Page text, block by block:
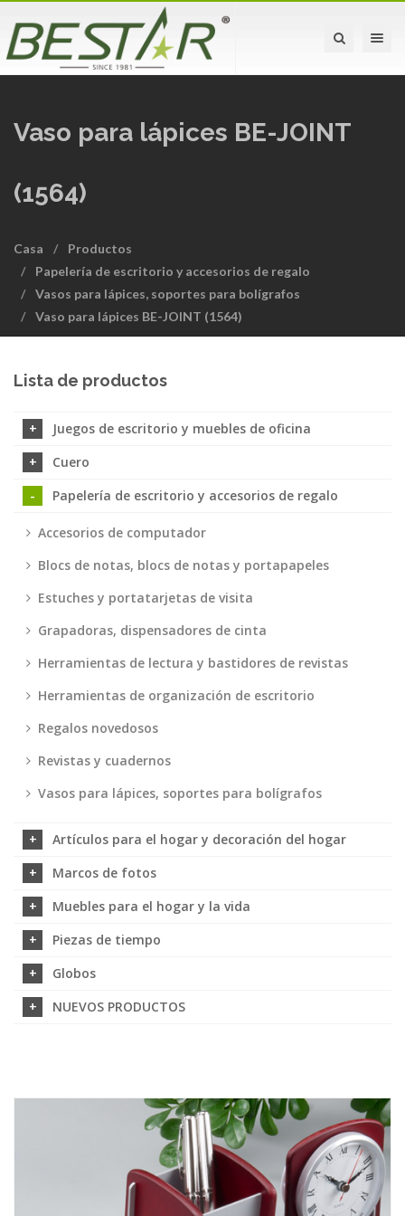
Toggle
Vaso para lápices BE-JOINT
(1564)
Casa
Productos
Papelería de escritorio y accesorios de regalo
Vasos para lápices, soportes para bolígrafos
Vaso para lápices BE-JOINT (1564)
Lista de productos
Juegos de escritorio y muebles de oficina
Cuero
Papelería de escritorio y accesorios de regalo
Accesorios de computador
Blocs de notas, blocs de notas y portapapeles
Estuches y portatarjetas de visita
Grapadoras, dispensadores de cinta
Herramientas de lectura y bastidores de revistas
Herramientas de organización de escritorio
Regalos novedosos
Revistas y cuadernos
Vasos para lápices, soportes para bolígrafos
Artículos para el hogar y decoración del hogar
Marcos de fotos
Muebles para el hogar y la vida
Piezas de tiempo
Globos
NUEVOS PRODUCTOS